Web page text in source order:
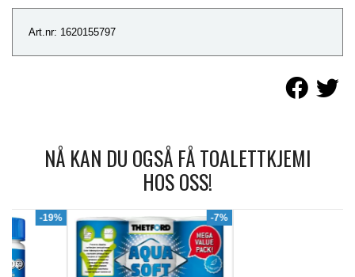
Art.nr: 1620155797
NÅ KAN DU OGSÅ FÅ TOALETTKJEMI
HOS OSS!
-7%